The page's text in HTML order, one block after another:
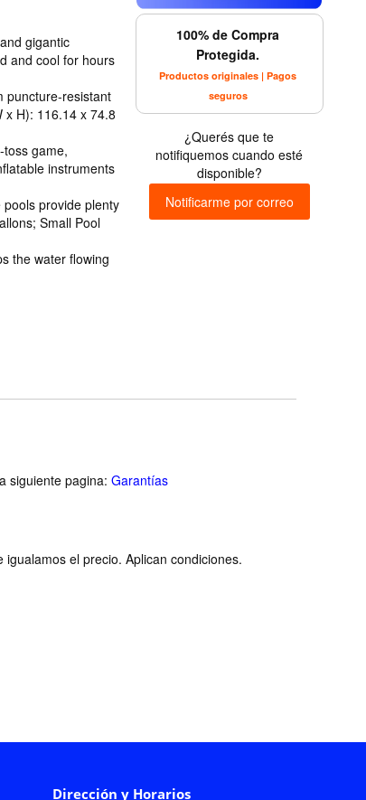
gigantic
and cool for hours
puncture-resistant
x H): 116.14 x 74.8
toss game,
instruments
pools provide plenty
Small Pool
the water flowing
100% de Compra
Protegida.
Productos originales | Pagos
seguros
¿Querés que te
notifiquemos cuando esté
disponible?
Notificarme por correo
siguiente pagina: Garantías
el precio. Aplican condiciones.
Dirección y Horarios